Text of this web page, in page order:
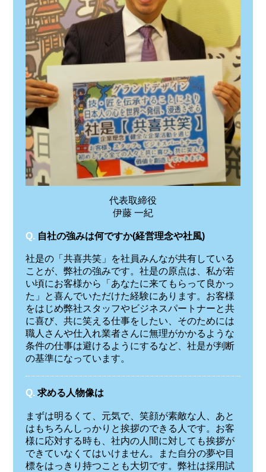
代表取締役
伊藤 一紀
Q. 自社の強みは何ですか(経営理念や社風)
社是の「共喜共笑」を社員みんなが共有している
ことが、弊社の強みです。社是の原点は、私が若
い頃にお客様から「あなたに来てもらって良かっ
た」と喜んでいただけた経験にあります。お客様
をはじめ弊社スタッフやビジネスパートナーと共
に喜び、共に笑える仕事をしたい、そのためには
職人さんや仕入れ業者さんに無理がかかるような
条件の仕事は避けるようにするなど、社是が判断
の基準になっています。
Q. 求める人物像は
まずは明るくて、元気で、笑顔が素敵な人、あと
はもちろんしっかりと挨拶のできる人です。お客
様に応対する時も、社内の人間に対しても挨拶が
できていなくてはいけません。また自分の夢や目
標をはっきり持つことも大切です。弊社は採用試